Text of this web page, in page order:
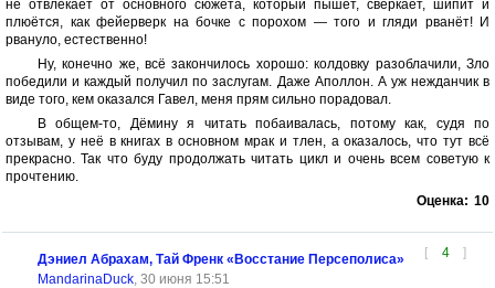
не отвлекает от основного сюжета, который пышет, сверкает, шипит и
плюётся, как фейерверк на бочке с порохом — того и гляди рванёт! И
рвануло, естественно!
Ну, конечно же, всё закончилось хорошо: колдовку разоблачили, Зло
победили и каждый получил по заслугам. Даже Аполлон. А уж нежданчик в
виде того, кем оказался Гавел, меня прям сильно порадовал.
В общем-то, Дёмину я читать побаивалась, потому как, судя по
отзывам, у неё в книгах в основном мрак и тлен, а оказалось, что тут всё
прекрасно. Так что буду продолжать читать цикл и очень всем советую к
прочтению.
Оценка: 10
[ 4 ]
Дэниел Абрахам, Тай Френк «Восстание Персеполиса»
MandarinaDuck, 30 июня 15:51